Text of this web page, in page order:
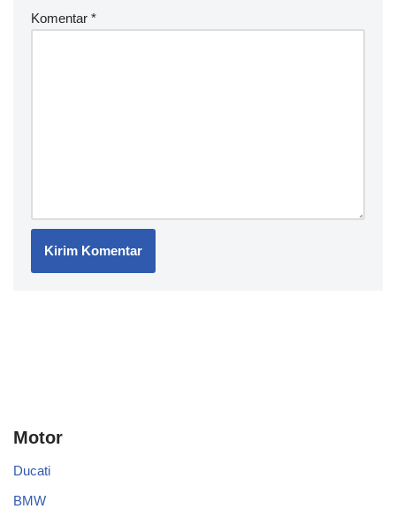
Komentar *
Motor
Ducati
BMW